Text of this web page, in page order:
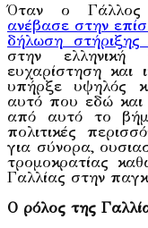
Όταν ο Γάλλος
ανέβασε στην
δήλωση
στην ελληνική
ευχαρίστηση και
υπήρξε υψηλός
αυτό που εδώ και
από αυτό το
πολιτικές
για σύνορα,
τρομοκρατίας
Γαλλίας στην
Ο ρόλος της